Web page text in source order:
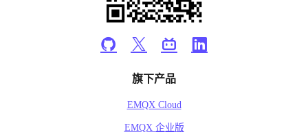
旗下产品
EMQX Cloud
EMQX 企业版